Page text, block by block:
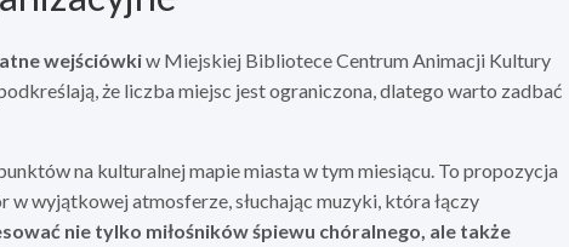
wejściówkiw Miejskiej Bibliotece Centrum Animacji Kultury
że liczba miejsc jest ograniczona, dlatego warto zadbać
na kulturalnej mapie miasta w tym miesiącu. To propozycja
wyjątkowej atmosferze, słuchając muzyki, która łączy
nie tylko miłośników śpiewu chóralnego, ale także